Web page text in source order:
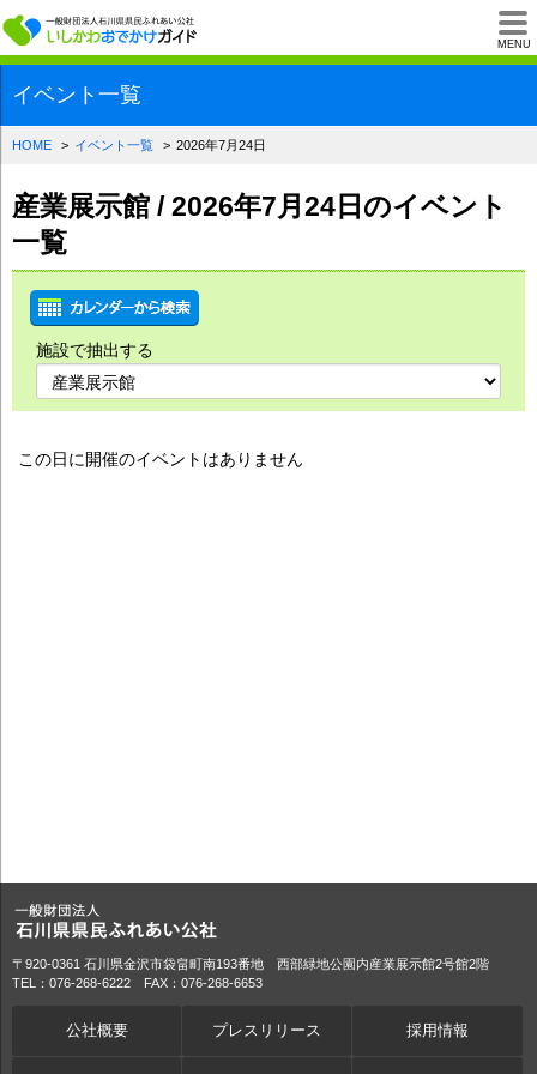
MENU
一般財団法人石川
イベント一覧
HOME イベント一覧 2026年7月24日
産業展示館 / 2026年7月24日のイベント
一覧
施設で抽出する
この日に開催のイベントはありません
〒920-0361 石川県金沢市袋畠町南193番地 西部緑地公園内産業展示館2号館2階
TEL：076-268-6222 FAX：076-268-6653
公社概要 プレスリリース 採用情報